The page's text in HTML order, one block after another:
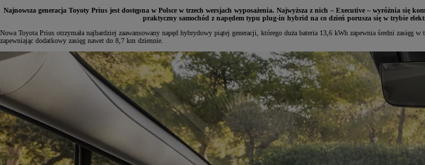
Najnowsza generacja Toyoty Prius jest dostępna w Polsce w trzech wersjach wyposażenia. Najwyższa z nich – Executive – wyróżnia
praktyczny samochód z napędem typu plug-in hybrid na co dzień porusza się w trybie
Nowa Toyota Prius otrzymała najbardziej zaawansowany napęd hybrydowy piątej generacji, którego duża bateria 13,6 kWh zapewnia średni
zapewniając dodatkowy zasięg nawet do 8,7 km dziennie.